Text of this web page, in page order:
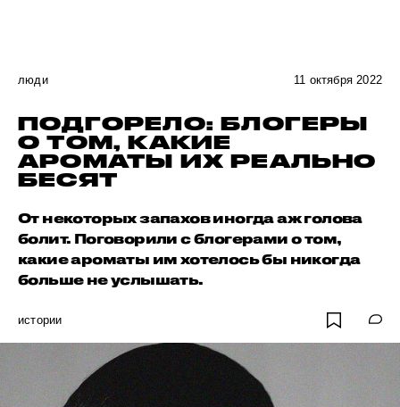
люди 11 октября 2022
ПОДГОРЕЛО: БЛОГЕРЫ
О ТОМ, КАКИЕ
АРОМАТЫ ИХ РЕАЛЬНО
БЕСЯТ
От некоторых запахов иногда аж голова
болит. Поговорили с блогерами о том,
какие ароматы им хотелось бы никогда
больше не услышать.
истории